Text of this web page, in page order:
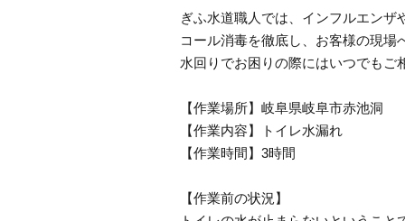
ぎふ水道職人では、インフルエン
コール消毒を徹底し、お客様の現場
水回りでお困りの際にはいつでもご
【作業場所】岐阜県岐阜市赤池洞
【作業内容】トイレ水漏れ
【作業時間】3時間
【作業前の状況】